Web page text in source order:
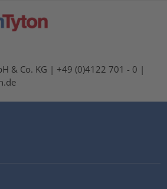
& Co. KG | +49 (0)4122 701 - 0 |